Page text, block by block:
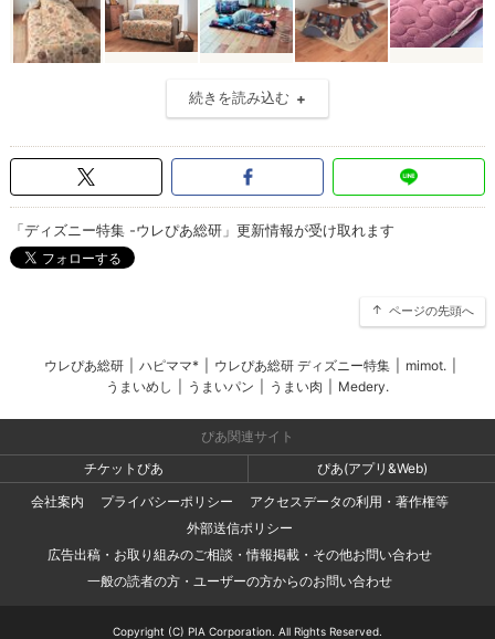
続きを読み込む
「ディズニー特集 -ウレぴあ総研」更新情報が受け取れます
ページの先頭へ
ウレぴあ総研 ハピママ* ウレぴあ総研 ディズニー特集 mimot.
うまいめし
うまいパン うまい肉 Medery.
ぴあ関連サイト
チケットぴあ
ぴあ(アプリ&Web)
会社案内
プライバシーポリシー
アクセスデータの利用・著作権等
外部送信ポリシー
広告出稿・お取り組みのご相談・情報掲載・その他お問い合わせ
一般の読者の方・ユーザーの方からのお問い合わせ
Copyright (C) PIA Corporation. All Rights Reserved.